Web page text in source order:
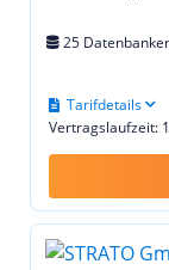
25
Vertragslaufzeit:
Tarifdetails